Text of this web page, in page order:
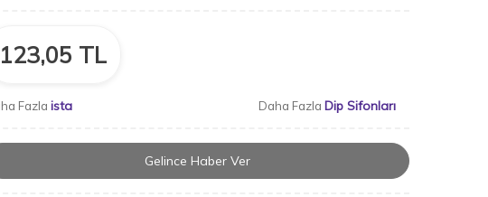
123,05 TL
Fazla ista Daha Fazla Dip Sifonları
Gelince Haber Ver